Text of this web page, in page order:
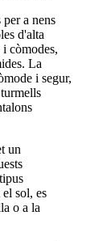
a nens
d'alta
i còmodes,
La
i segur,
un
sol, es
o a la